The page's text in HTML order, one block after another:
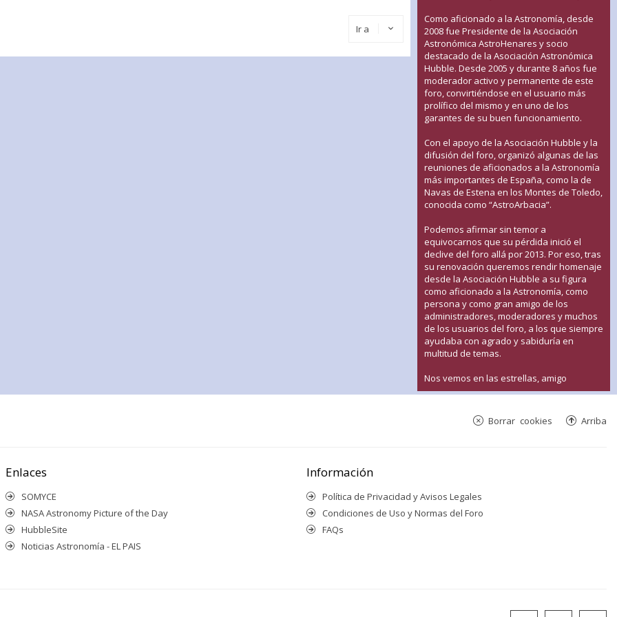
Ir a
Como aficionado a la Astronomía, desde
2008 fue Presidente de la Asociación
Astronómica AstroHenares y socio
destacado de la Asociación Astronómica
Hubble. Desde 2005 y durante 8 años fue
moderador activo y permanente de este
foro, convirtiéndose en el usuario más
prolífico del mismo y en uno de los
garantes de su buen funcionamiento.
Con el apoyo de la Asociación Hubble y la
difusión del foro, organizó algunas de las
reuniones de aficionados a la Astronomía
más importantes de España, como la de
Navas de Estena en los Montes de Toledo,
conocida como “AstroArbacia”.
Podemos afirmar sin temor a
equivocarnos que su pérdida inició el
declive del foro allá por 2013. Por eso, tras
su renovación queremos rendir homenaje
desde la Asociación Hubble a su figura
como aficionado a la Astronomía, como
persona y como gran amigo de los
administradores, moderadores y muchos
de los usuarios del foro, a los que siempre
ayudaba con agrado y sabiduría en
multitud de temas.
Nos vemos en las estrellas, amigo
Arriba
Borrar cookies
Enlaces
SOMYCE
NASA Astronomy Picture of the Day
HubbleSite
Noticias Astronomía - EL PAIS
Información
Política de Privacidad y Avisos Legales
Condiciones de Uso y Normas del Foro
FAQs